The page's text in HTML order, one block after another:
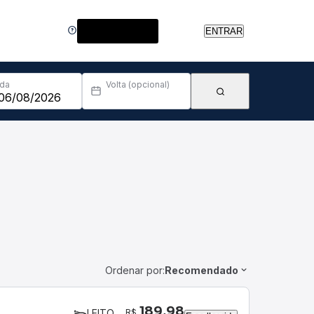
ENTRAR
Volta (opcional)
Ordenar por:Recomendado
R$ 189,98